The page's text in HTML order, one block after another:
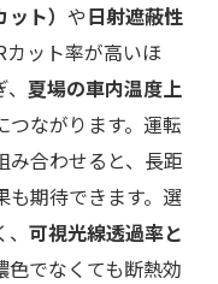
ト） や日射遮蔽性
カット率が高いほ
夏場の車内温度上
つながります。運転
み合わせると、長距
も期待できます。選
可視光線透過率と
色でなくても断熱効